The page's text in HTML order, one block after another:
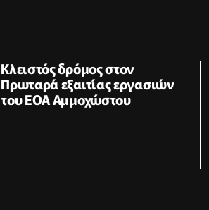
Κλειστός δρόμος στον
Πρωταρά εξαιτίας εργασιών
του ΕΟΑ Αμμοχώστου